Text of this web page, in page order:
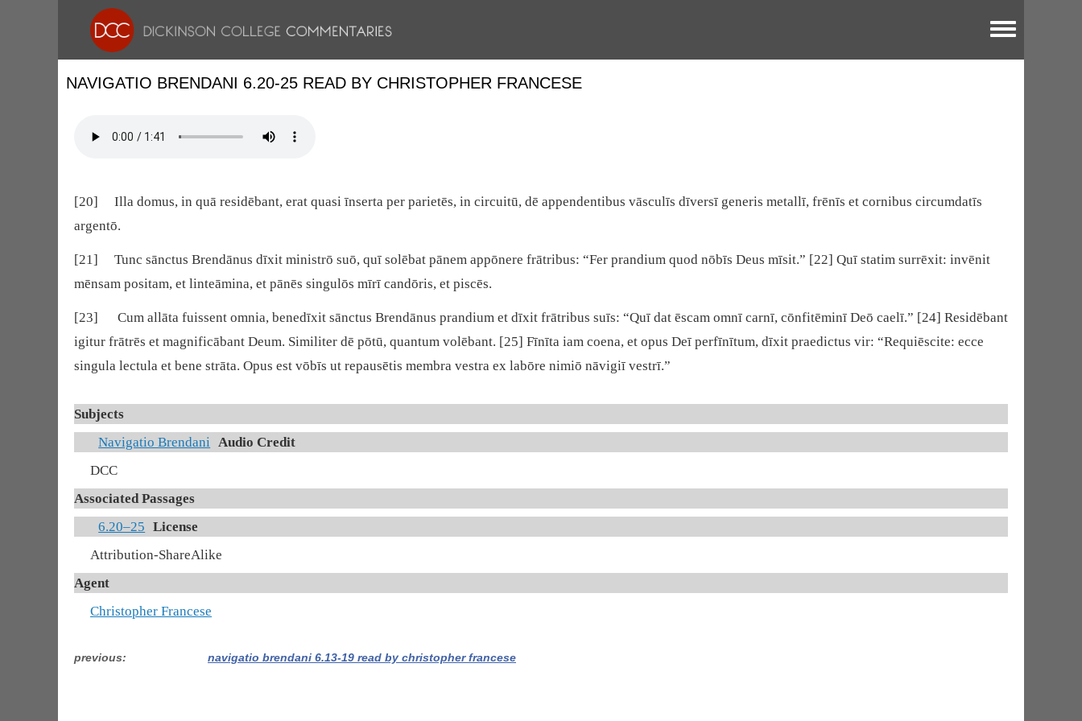
Toggle menu
NAVIGATIO BRENDANI 6.20-25 READ BY CHRISTOPHER FRANCESE
[20] Illa domus, in quā residēbant, erat quasi īnserta per parietēs, in circuitū, dē appendentibus vāsculīs dīversī generis metallī, frēnīs et cornibus circumdatīs
argentō.
[21] Tunc sānctus Brendānus dīxit ministrō suō, quī solēbat pānem appōnere frātribus: “Fer prandium quod nōbīs Deus mīsit.” [22] Quī statim surrēxit: invēnit
mēnsam positam, et linteāmina, et pānēs singulōs mīrī candōris, et piscēs.
[23] Cum allāta fuissent omnia, benedīxit sānctus Brendānus prandium et dīxit frātribus suīs: “Quī dat ēscam omnī carnī, cōnfitēminī Deō caelī.” [24] Residēbant
igitur frātrēs et magnificābant Deum. Similiter dē pōtū, quantum volēbant. [25] Fīnīta iam coena, et opus Deī perfīnītum, dīxit praedictus vir: “Requiēscite: ecce
singula lectula et bene strāta. Opus est vōbīs ut repausētis membra vestra ex labōre nimiō nāvigiī vestrī.”
Subjects
Navigatio Brendani Audio Credit
DCC
Associated Passages
6.20–25 License
Attribution-ShareAlike
Agent
Christopher Francese
previous navigatio brendani 6.13-19 read by christopher francese